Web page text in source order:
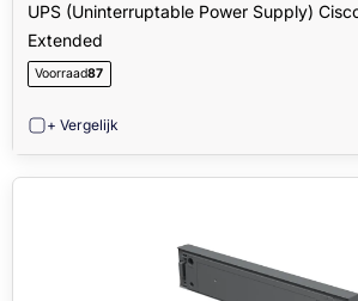
UPS (Uninterruptable Power Supply)
Extended
Voorraad87
+ Vergelijk